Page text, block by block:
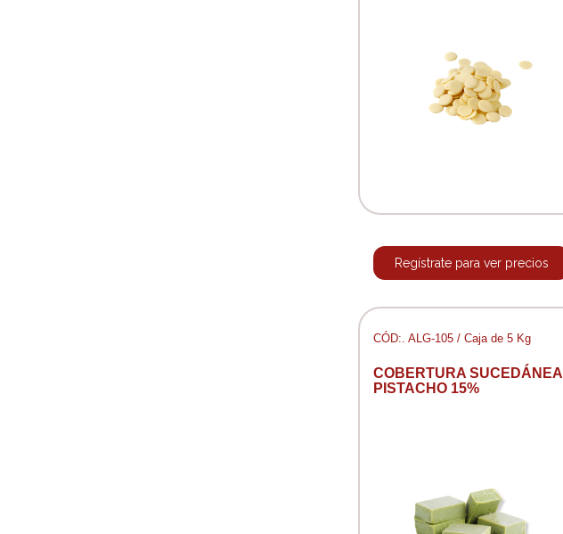
Regístrate para ver precios
CÓD:. ALG-105 / Caja de 5 Kg
COBERTURA SUCEDÁNEA
PISTACHO 15%